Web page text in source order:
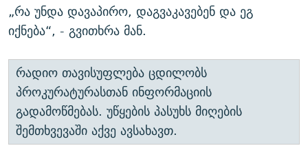
„რა უნდა დავაპირო, დაგვაკავებენ და ეგ
იქნება“, - გვითხრა მან.
რადიო თავისუფლება ცდილობს
პროკურატურასთან ინფორმაციის
გადამოწმებას. უწყების პასუხს მიღების
შემთხვევაში აქვე ავსახავთ.